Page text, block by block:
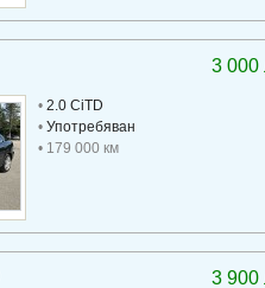
3 000
• 2.0 CiTD
• Употребяван
• 179 000 км
3 900